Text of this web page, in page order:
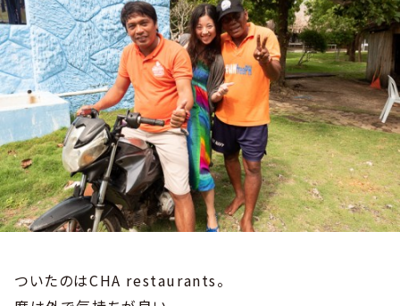
ついたのはCHA restaurants。